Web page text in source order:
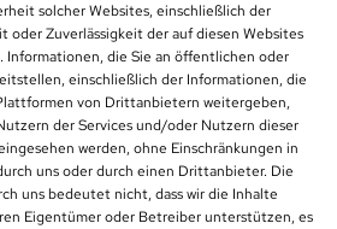
solcher Websites, einschließlich der
oder Zuverlässigkeit der auf diesen Websites
die Sie an öffentlichen oder
einschließlich der Informationen, die
von Drittanbietern weitergeben,
der Services und/oder Nutzern dieser
werden, ohne Einschränkungen in
uns oder durch einen Drittanbieter. Die
uns bedeutet nicht, dass wir die Inhalte
Eigentümer oder Betreiber unterstützen, es